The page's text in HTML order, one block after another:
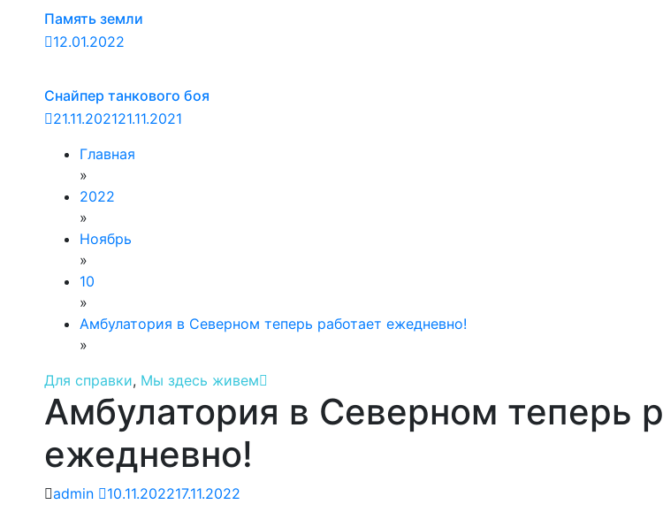
Память земли
12.01.2022
Снайпер танкового боя
21.11.202121.11.2021
Главная
»
2022
»
Ноябрь
»
10
»
Амбулатория в Северном теперь работает ежедневно!
»
Для справки, Мы здесь живем
Амбулатория в Северном теперь
ежедневно!
admin 10.11.202217.11.2022